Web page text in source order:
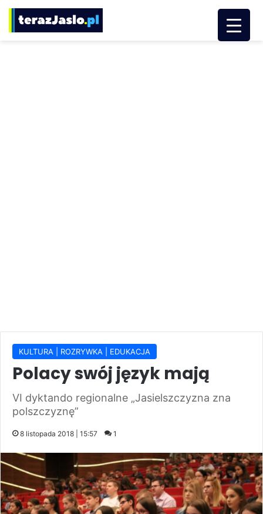
KULTURA | ROZRYWKA | EDUKACJA
Polacy swój język mają
VI dyktando regionalne „Jasielszczyzna zna
polszczyznę”
8 listopada 2018 | 15:57 1